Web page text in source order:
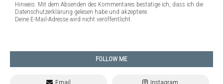
Hinweis: Mit dem Absenden des Kommentares bestätige ich, dass ich die
Datenschutzerklärung gelesen habe und akzeptiere.
Deine E-Mail-Adresse wird nicht veröffentlicht.
FOLLOW ME